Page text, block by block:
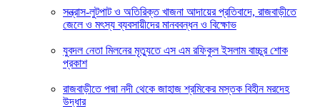
সন্ত্রাস-লুটপাট ও অতিরিক্ত খাজনা আদায়ের প্রতিবাদে, রাজবাড়ীতে
জেলে ও মৎস্য ব্যবসায়ীদের মানববন্ধন ও বিক্ষোভ
যুবদল নেতা মিলনের মৃত্যুতে এস এম রফিকুল ইসলাম বাচ্চুর শোক
প্রকাশ
রাজবাড়ীতে পদ্মা নদী থেকে জাহাজ শ্রমিকের মস্তক বিহীন মরদেহ
উদ্ধার